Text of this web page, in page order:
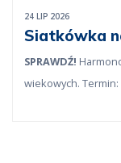
24 LIP 2026
Siatkówka
SPRAWDŹ!
wiekowych. Termin: